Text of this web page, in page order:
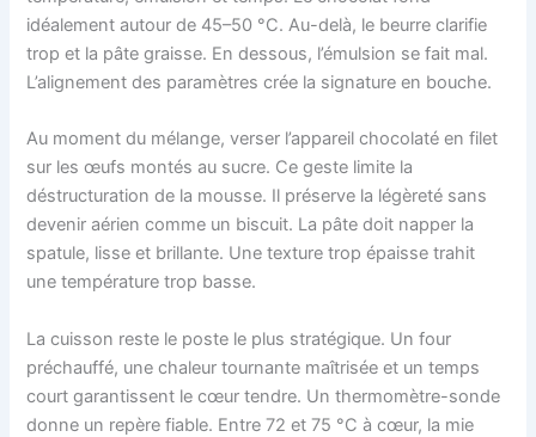
idéalement autour de 45–50 °C. Au-delà, le beurre clarifie
trop et la pâte graisse. En dessous, l’émulsion se fait mal.
L’alignement des paramètres crée la signature en bouche.
Au moment du mélange, verser l’appareil chocolaté en filet
sur les œufs montés au sucre. Ce geste limite la
déstructuration de la mousse. Il préserve la légèreté sans
devenir aérien comme un biscuit. La pâte doit napper la
spatule, lisse et brillante. Une texture trop épaisse trahit
une température trop basse.
La cuisson reste le poste le plus stratégique. Un four
préchauffé, une chaleur tournante maîtrisée et un temps
court garantissent le cœur tendre. Un thermomètre-sonde
donne un repère fiable. Entre 72 et 75 °C à cœur, la mie